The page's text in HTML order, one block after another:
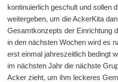
kontinuierlich geschult und sollen
weitergeben, um die AckerKita
Gesamtkonzepts der Einrichtung
in den nächsten Wochen wird es
erst einmal jahreszeitlich bedingt
im nächsten Jahr die nächste
Acker zieht, um ihm leckeres